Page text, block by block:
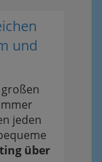
und
jeden
über